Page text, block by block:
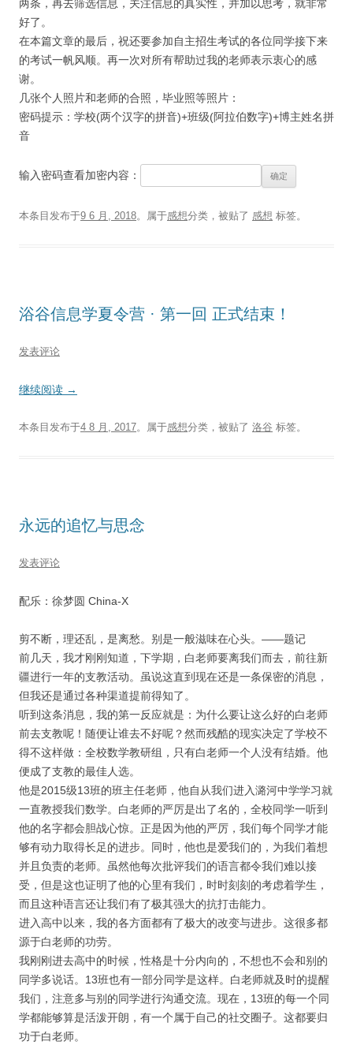
两条，再去筛选信息，关注信息的真实性，并加以思考，就非常
好了。
在本篇文章的最后，祝还要参加自主招生考试的各位同学接下来
的考试一帆风顺。再一次对所有帮助过我的老师表示衷心的感
谢。
几张个人照片和老师的合照，毕业照等照片：
密码提示：学校(两个汉字的拼音)+班级(阿拉伯数字)+博主姓名拼
音
输入密码查看加密内容：
本条目发布于9 6 月, 2018。属于感想分类，被贴了 感想 标签。
浴谷信息学夏令营 · 第一回 正式结束！
发表评论
继续阅读 →
本条目发布于4 8 月, 2017。属于感想分类，被贴了 洛谷 标签。
永远的追忆与思念
发表评论
配乐：徐梦圆 China-X
剪不断，理还乱，是离愁。别是一般滋味在心头。——题记
前几天，我才刚刚知道，下学期，白老师要离我们而去，前往新
疆进行一年的支教活动。虽说这直到现在还是一条保密的消息，
但我还是通过各种渠道提前得知了。
听到这条消息，我的第一反应就是：为什么要让这么好的白老师
前去支教呢！随便让谁去不好呢？然而残酷的现实决定了学校不
得不这样做：全校数学教研组，只有白老师一个人没有结婚。他
便成了支教的最佳人选。
他是2015级13班的班主任老师，他自从我们进入潞河中学学习就
一直教授我们数学。白老师的严厉是出了名的，全校同学一听到
他的名字都会胆战心惊。正是因为他的严厉，我们每个同学才能
够有动力取得长足的进步。同时，他也是爱我们的，为我们着想
并且负责的老师。虽然他每次批评我们的语言都令我们难以接
受，但是这也证明了他的心里有我们，时时刻刻的考虑着学生，
而且这种语言还让我们有了极其强大的抗打击能力。
进入高中以来，我的各方面都有了极大的改变与进步。这很多都
源于白老师的功劳。
我刚刚进去高中的时候，性格是十分内向的，不想也不会和别的
同学多说话。13班也有一部分同学是这样。白老师就及时的提醒
我们，注意多与别的同学进行沟通交流。现在，13班的每一个同
学都能够算是活泼开朗，有一个属于自己的社交圈子。这都要归
功于白老师。